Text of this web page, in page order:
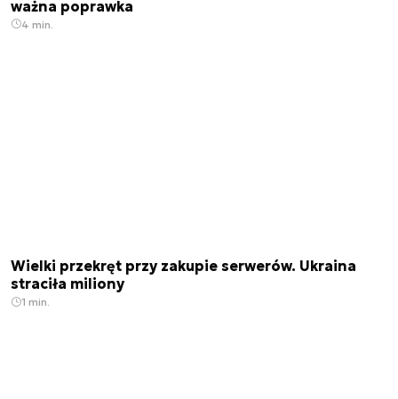
ważna poprawka
4 min.
Wielki przekręt przy zakupie serwerów. Ukraina
straciła miliony
1 min.